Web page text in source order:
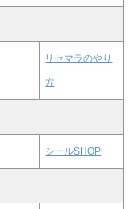
リセマラのやり
方
シールSHOP